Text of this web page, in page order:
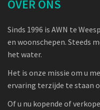
OVER ONS
Sinds 1996 is AWN te
en woonschepen. Steeds
het water.
Het is onze missie om u
ervaring terzijde te staan
Of u nu kopende of